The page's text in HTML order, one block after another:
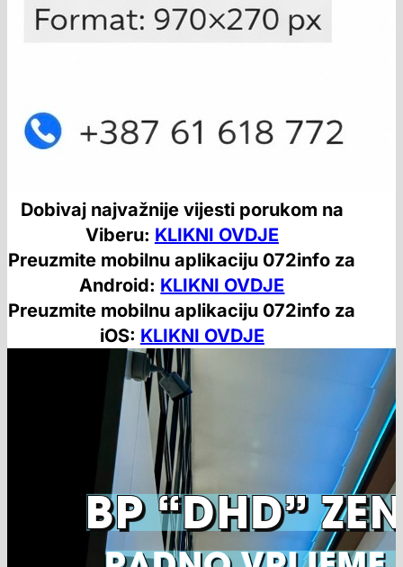
Dobivaj najvažnije vijesti porukom na
Viberu: KLIKNI OVDJE
Preuzmite mobilnu aplikaciju 072info za
Android: KLIKNI OVDJE
Preuzmite mobilnu aplikaciju 072info za
iOS: KLIKNI OVDJE